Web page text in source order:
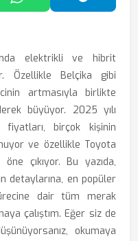
Paylaş
WhatsApp'ta Paylaş
elektrikli ve hibrit
Özellikle Belçika gibi
artmasıyla birlikte
büyüyor. 2025 yılı
birçok kişinin
ve özellikle Toyota
çıkıyor. Bu yazıda,
detaylarına, en popüler
dair tüm merak
çalıştım. Eğer siz de
okumaya